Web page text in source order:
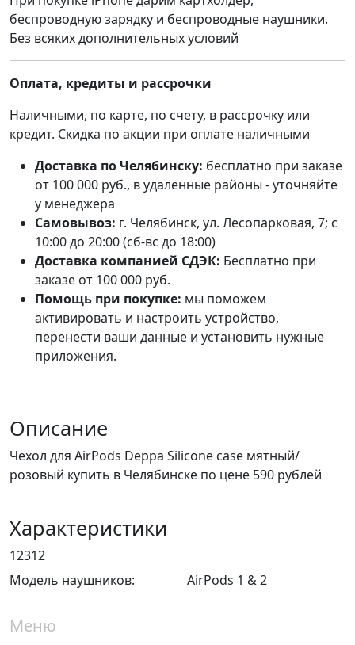
беспроводную зарядку и беспроводные наушники.
Без всяких дополнительных условий
Оплата, кредиты и рассрочки
Наличными, по карте, по счету, в рассрочку или
кредит. Скидка по акции при оплате наличными
Доставка по Челябинску: бесплатно при заказе
от 100 000 руб., в удаленные районы - уточняйте
у менеджера
Самовывоз: г. Челябинск, ул. Лесопарковая, 7; с
10:00 до 20:00 (сб-вс до 18:00)
Доставка компанией СДЭК: Бесплатно при
заказе от 100 000 руб.
Помощь при покупке: мы поможем
активировать и настроить устройство,
перенести ваши данные и установить нужные
приложения.
Описание
Чехол для AirPods Deppa Silicone case мятный/
розовый купить в Челябинске по цене 590 рублей
Характеристики
12312
Модель наушников:
AirPods 1 & 2
Меню